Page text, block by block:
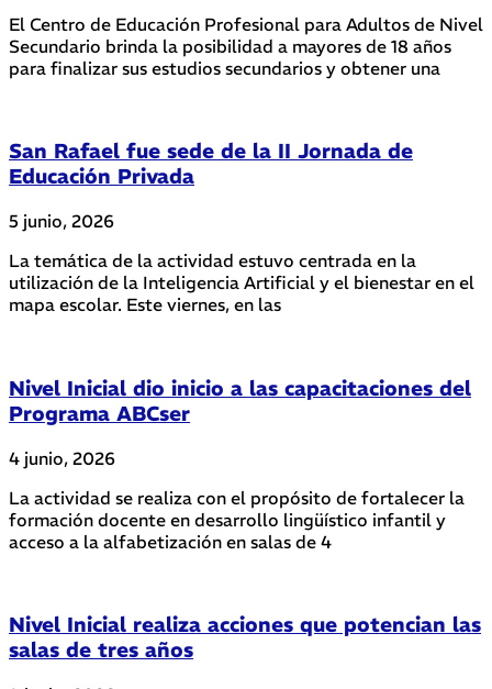
El Centro de Educación Profesional para Adultos de Nivel
Secundario brinda la posibilidad a mayores de 18 años
para finalizar sus estudios secundarios y obtener una
San Rafael fue sede de la II Jornada de
Educación Privada
5 junio, 2026
La temática de la actividad estuvo centrada en la
utilización de la Inteligencia Artificial y el bienestar en el
mapa escolar. Este viernes, en las
Nivel Inicial dio inicio a las capacitaciones del
Programa ABCser
4 junio, 2026
La actividad se realiza con el propósito de fortalecer la
formación docente en desarrollo lingüístico infantil y
acceso a la alfabetización en salas de 4
Nivel Inicial realiza acciones que potencian las
salas de tres años